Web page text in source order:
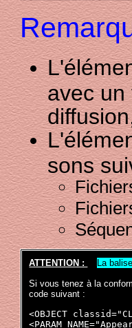
avec un
sons
ATTENTION : La balise
Si vous tenez à la
code suivant :
<OBJECT
<PARAM